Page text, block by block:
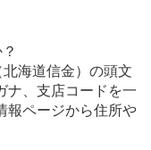
海道信金）の頭文
ナ、支店コードを一
報ページから住所や